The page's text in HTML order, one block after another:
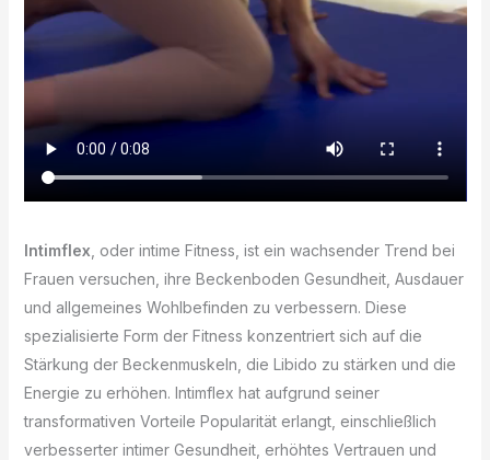
Intimflex , oder intime Fitness, ist ein wachsender Trend bei
Frauen versuchen, ihre Beckenboden Gesundheit, Ausdauer
und allgemeines Wohlbefinden zu verbessern. Diese
spezialisierte Form der Fitness konzentriert sich auf die
Stärkung der Beckenmuskeln, die Libido zu stärken und die
Energie zu erhöhen. Intimflex hat aufgrund seiner
transformativen Vorteile Popularität erlangt, einschließlich
verbesserter intimer Gesundheit, erhöhtes Vertrauen und